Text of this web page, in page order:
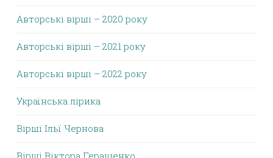
Авторські вірші – 2020 року
Авторські вірші – 2021 року
Авторські вірші – 2022 року
Українська лірика
Вірші Ільї Чернова
Вірші Віктора Геращенко